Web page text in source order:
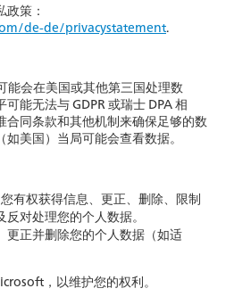
策：
de-de/privacystatement.
会在美国或其他第三国处理数
能无法与 GDPR 或瑞士 DPA 相
合同条款和其他机制来确保足够的数
美国）当局可能会查看数据。
您有权获得信息、更正、删除、限制
对处理您的个人数据。
更正并删除您的个人数据（如适
，以维护您的权利。